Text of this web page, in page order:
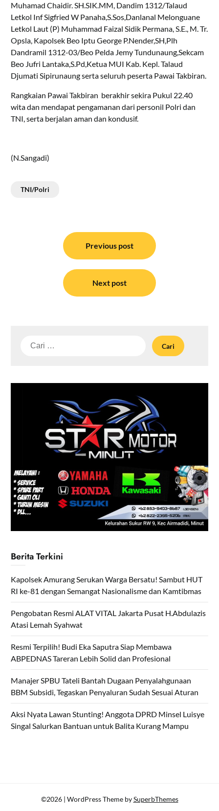
Muhamad Chaidir. SH.SIK.MM, Dandim 1312/Talaud
Letkol Inf Sigfried W Panaha,S.Sos,Danlanal Melonguane
Letkol Laut (P) Muhammad Faizal Sidik Permana, S.E., M. Tr.
Opsla, Kapolsek Beo Iptu George P.Nender,SH,Plh
Dandramil 1312-03/Beo Pelda Jemy Tundunaung,Sekcam
Beo Jufri Lantaka,S.Pd,Ketua MUI Kab. Kepl. Talaud
Djumati Sipirunaung serta seluruh peserta Pawai Takbiran.
Rangkaian Pawai Takbiran berakhir sekira Pukul 22.40
wita dan mendapat pengamanan dari personil Polri dan
TNI, serta berjalan aman dan kondusif.
(N.Sangadi)
TNI/Polri
Previous post
Next post
Cari
Berita Terkini
Kapolsek Amurang Serukan Warga Bersatu! Sambut HUT
RI ke-81 dengan Semangat Nasionalisme dan Kamtibmas
Pengobatan Resmi ALAT VITAL Jakarta Pusat H.Abdulazis
Atasi Lemah Syahwat
Resmi Terpilih! Budi Eka Saputra Siap Membawa
ABPEDNAS Tareran Lebih Solid dan Profesional
Manajer SPBU Tateli Bantah Dugaan Penyalahgunaan
BBM Subsidi, Tegaskan Penyaluran Sudah Sesuai Aturan
Aksi Nyata Lawan Stunting! Anggota DPRD Minsel Luisye
Singal Salurkan Bantuan untuk Balita Kurang Mampu
©2026 | WordPress Theme bySuperbThemes